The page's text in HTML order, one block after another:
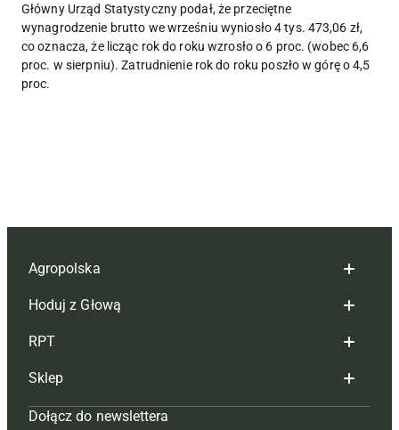
Główny Urząd Statystyczny podał, że przeciętne
wynagrodzenie brutto we wrześniu wyniosło 4 tys. 473,06 zł,
co oznacza, że licząc rok do roku wzrosło o 6 proc. (wobec 6,6
proc. w sierpniu). Zatrudnienie rok do roku poszło w górę o 4,5
proc.
Agropolska
Redakcja
Reklama
Tagi
Mapa serwisu
Hoduj z Głową
Hoduj z głową bydło
Hoduj z głową świnie
Prenumerata
RPT
Redakcja
Prenumerata
Sklep
Czasopisma i prenumerata
Dołącz do newslettera